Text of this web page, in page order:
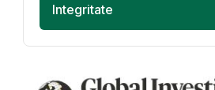
Integritate